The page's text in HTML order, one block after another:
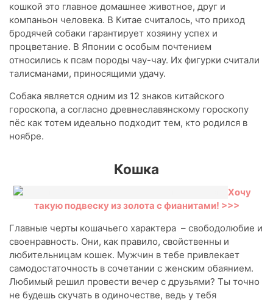
кошкой это главное домашнее животное, друг и
компаньон человека. В Китае считалось, что приход
бродячей собаки гарантирует хозяину успех и
процветание. В Японии с особым почтением
относились к псам породы чау-чау. Их фигурки считали
талисманами, приносящими удачу.
Собака является одним из 12 знаков китайского
гороскопа, а согласно древнеславянскому гороскопу
пёс как тотем идеально подходит тем, кто родился в
ноябре.
Кошка
Хочу
такую подвеску из золота с фианитами! >>>
Главные черты кошачьего характера – свободолюбие и
своенравность. Они, как правило, свойственны и
любительницам кошек. Мужчин в тебе привлекает
самодостаточность в сочетании с женским обаянием.
Любимый решил провести вечер с друзьями? Ты точно
не будешь скучать в одиночестве, ведь у тебя